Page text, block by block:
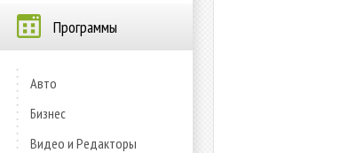
Программы
Авто
Бизнес
Видео и Редакторы